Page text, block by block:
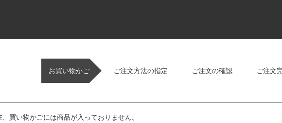
お買い物かご ご注文方法の指定 ご注文の確認 ご注文
、買い物かごには商品が入っておりません。